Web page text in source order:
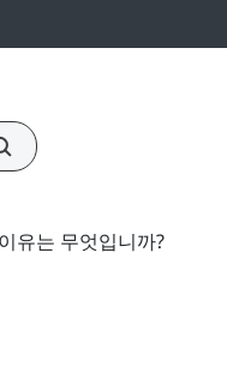
유는 무엇입니까?